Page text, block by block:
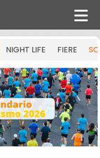
NIGHT LIFE FIERE